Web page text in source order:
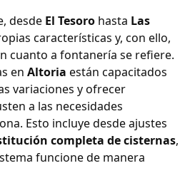
desde El Tesoro hasta Las
características y, con ello,
cuanto a fontanería se refiere.
en Altoria están capacitados
variaciones y ofrecer
a las necesidades
Esto incluye desde ajustes
completa de cisternas,
funcione de manera